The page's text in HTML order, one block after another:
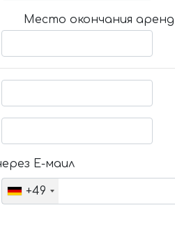
Место окончания
Е-маил
+49